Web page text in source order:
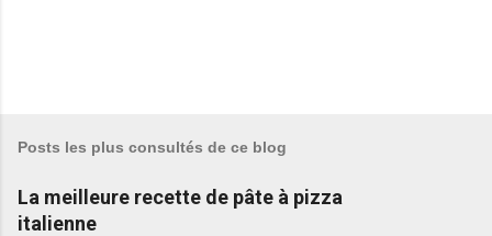
e
s
t
Posts les plus consultés de ce blog
La meilleure recette de pâte à pizza
italienne